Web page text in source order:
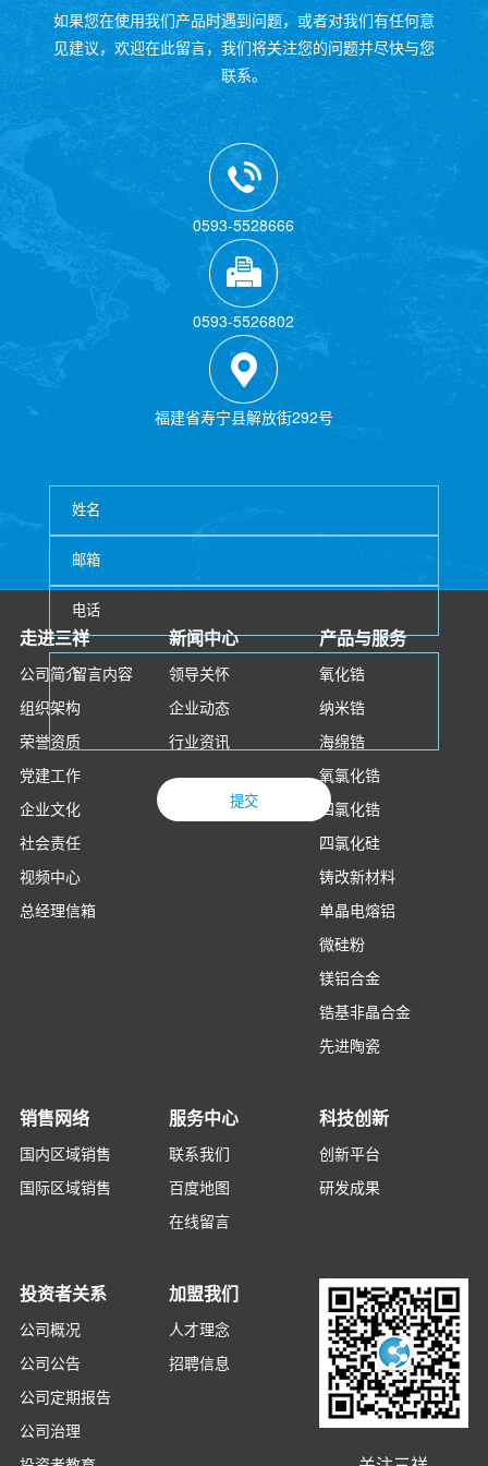
如果您在使用我们产品时遇到问题，或者对我们有任何意
见建议，欢迎在此留言，我们将关注您的问题并尽快与您
联系。
0593-5528666
0593-5526802
福建省寿宁县解放街292号
提交
走进三祥
公司简介
组织架构
荣誉资质
党建工作
企业文化
社会责任
视频中心
总经理信箱
新闻中心
领导关怀
企业动态
行业资讯
产品与服务
氧化锆
纳米锆
海绵锆
氧氯化锆
四氯化锆
四氯化硅
铸改新材料
单晶电熔铝
微硅粉
镁铝合金
锆基非晶合金
先进陶瓷
销售网络
国内区域销售
国际区域销售
服务中心
联系我们
百度地图
在线留言
科技创新
创新平台
研发成果
投资者关系
公司概况
公司公告
公司定期报告
公司治理
加盟我们
人才理念
招聘信息